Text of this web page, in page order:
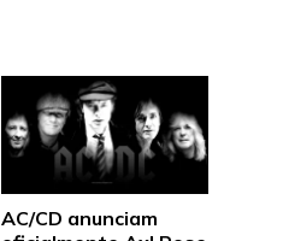
AC/CD anunciam